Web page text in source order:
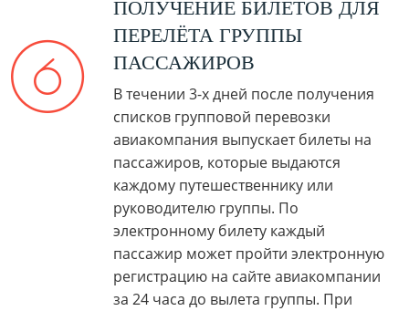
ПОЛУЧЕНИЕ БИЛЕТОВ ДЛЯ
ПЕРЕЛЁТА ГРУППЫ
ПАССАЖИРОВ
В течении 3-х дней после получения
списков групповой перевозки
авиакомпания выпускает билеты на
пассажиров, которые выдаются
каждому путешественнику или
руководителю группы. По
электронному билету каждый
пассажир может пройти электронную
регистрацию на сайте авиакомпании
за 24 часа до вылета группы. При